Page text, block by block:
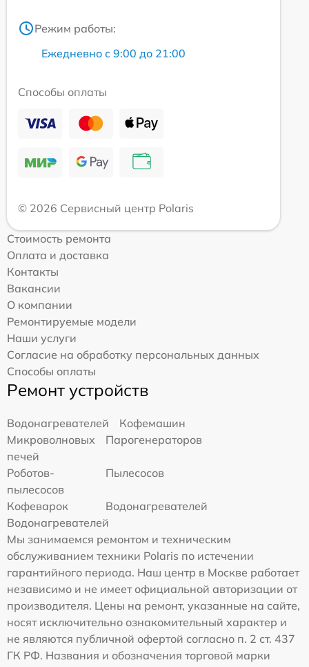
Режим работы:
Ежедневно с 9:00 до 21:00
Способы оплаты
© 2026 Сервисный центр Polaris
Стоимость ремонта
Оплата и доставка
Контакты
Вакансии
О компании
Ремонтируемые модели
Наши услуги
Согласие на обработку персональных данных
Способы оплаты
Ремонт устройств
Водонагревателей
Кофемашин
Микроволновых
печей
Парогенераторов
Роботов-
пылесосов
Пылесосов
Кофеварок
Водонагревателей
Водонагревателей
Мы занимаемся ремонтом и техническим
обслуживанием техники Polaris по истечении
гарантийного периода. Наш центр в Москве работает
независимо и не имеет официальной авторизации от
производителя. Цены на ремонт, указанные на сайте,
носят исключительно ознакомительный характер и
не являются публичной офертой согласно п. 2 ст. 437
ГК РФ. Названия и обозначения торговой марки